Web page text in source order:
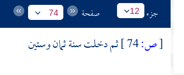
جزء 12 صفحة 74
[ص:
ثم دخلت سنة ثمان وستين